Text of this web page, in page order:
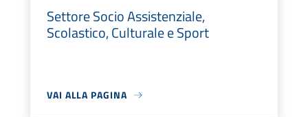
Settore Socio Assistenziale,
Scolastico, Culturale e Sport
VAI ALLA PAGINA